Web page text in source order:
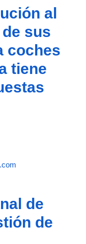
al
sus
coches
tiene
de
de